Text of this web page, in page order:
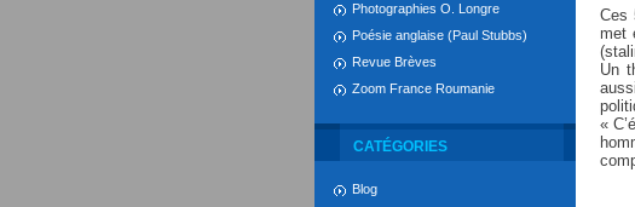
Photographies O. Longre
Poésie anglaise (Paul Stubbs)
Revue Brèves
Zoom France Roumanie
CATÉGORIES
Blog
Ces
met
Un
«